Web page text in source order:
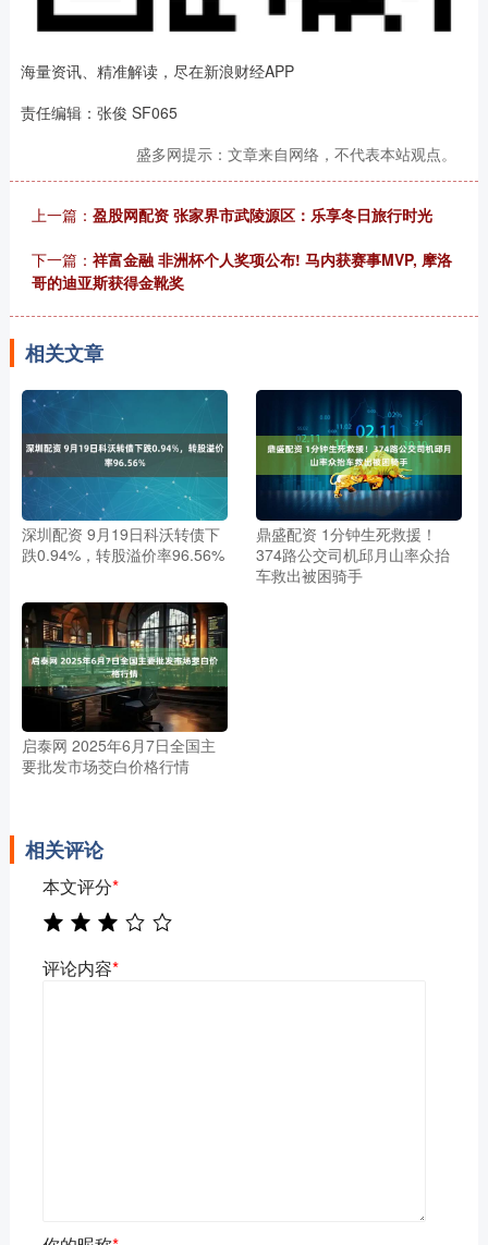
海量资讯、精准解读，尽在新浪财经APP
责任编辑：张俊 SF065
盛多网提示：文章来自网络，不代表本站观点。
上一篇： 盈股网配资 张家界市武陵源区：乐享冬日旅行时光
下一篇： 祥富金融 非洲杯个人奖项公布! 马内获赛事MVP, 摩洛
哥的迪亚斯获得金靴奖
相关文章
深圳配资 9月19日科沃转债下
跌0.94%，转股溢价率96.56%
鼎盛配资 1分钟生死救援！
374路公交司机邱月山率众抬
车救出被困骑手
启泰网 2025年6月7日全国主
要批发市场茭白价格行情
相关评论
本文评分*
评论内容*